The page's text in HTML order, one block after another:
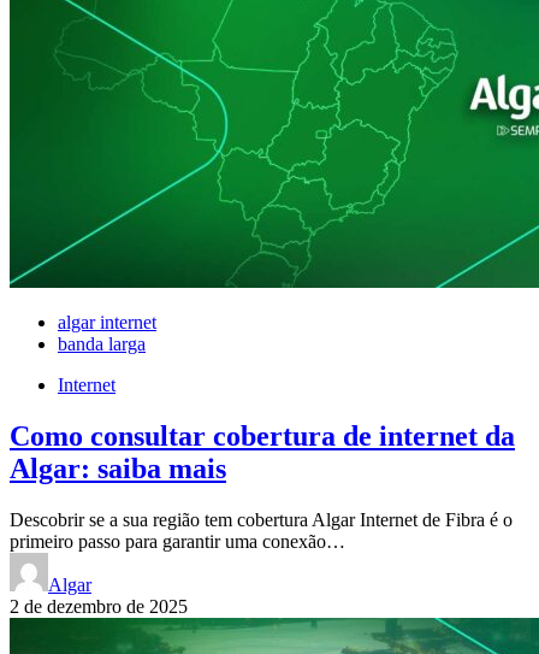
algar internet
banda larga
Internet
Como consultar cobertura de internet da
Algar: saiba mais
Descobrir se a sua região tem cobertura Algar Internet de Fibra é o
primeiro passo para garantir uma conexão…
Algar
2 de dezembro de 2025